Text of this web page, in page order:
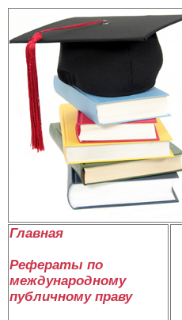
Главная
Рефераты по
международному
публичному праву